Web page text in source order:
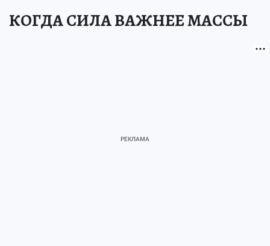
КОГДА СИЛА ВАЖНЕЕ МАССЫ